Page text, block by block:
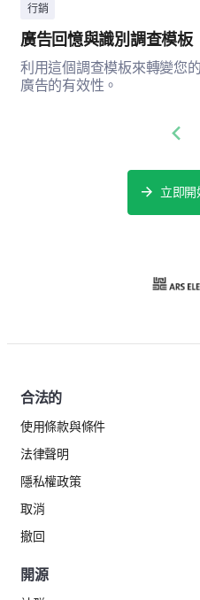
範例 B
範例 C
行銷
廣告回憶與識別調查模板
利用這個調查模板來轉變您
廣告的有效性。
立即
合法的
使用條款與條件
法律聲明
隱私權政策
取消
撤回
開源